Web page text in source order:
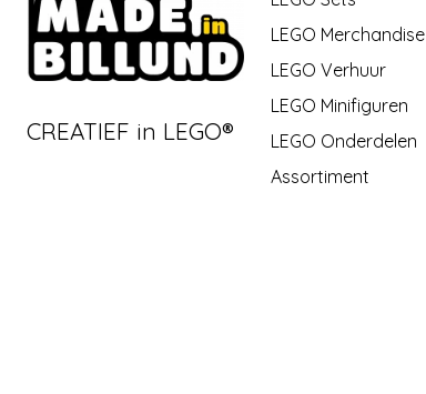
CREATIEF in LEGO®
LEGO Merchandise
LEGO Verhuur
LEGO Minifiguren
LEGO Onderdelen
Assortiment